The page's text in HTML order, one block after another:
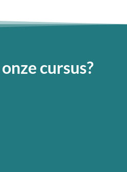
cursus?